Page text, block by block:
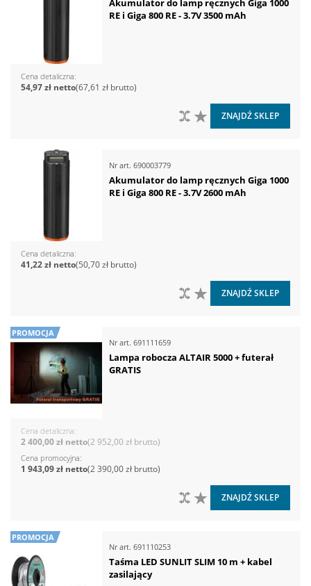
Akumulator do lamp ręcznych Giga 1000
RE i Giga 800 RE - 3.7V 3500 mAh
Cena detaliczna
67,61 zł
54,97 zł
DO LISTY ŻYCZEŃ
DO PORÓWNANIA
ZNAJDŹ SKLEP
Nr art. 690003779
Akumulator do lamp ręcznych Giga 1000
RE i Giga 800 RE - 3.7V 2600 mAh
Cena detaliczna
50,70 zł
41,22 zł
DO LISTY ŻYCZEŃ
DO PORÓWNANIA
ZNAJDŹ SKLEP
PROMOCJA
Nr art. 691111659
Lampa robocza ALTAIR 5000 + futerał
GRATIS
Cena detaliczna
2 952,00 zł
2 400,00 zł
Cena promocyjna
2 390,00 zł
1 943,09 zł
DO LISTY ŻYCZEŃ
DO PORÓWNANIA
ZNAJDŹ SKLEP
PROMOCJA
Nr art. 691110253
Taśma LED SUNLIT SLIM 10 m + kabel
zasilający